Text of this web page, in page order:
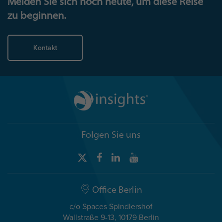
zu beginnen.
Kontakt
Folgen Sie uns
Office Berlin
c/o Spaces Spindlershof
Wallstraße 9-13, 10179 Berlin